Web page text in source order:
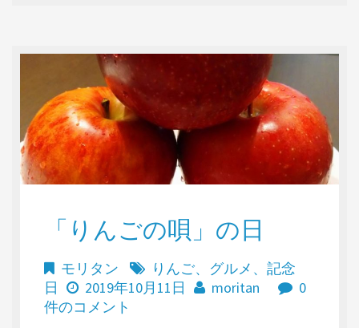
「りんごの唄」の日
モリタン りんご、 グルメ 、 記念
日
2019年10月11日 moritan
0
件のコメント